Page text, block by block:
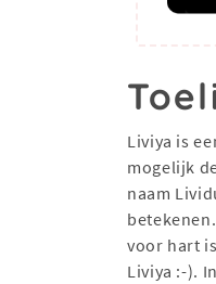
Liviya is
mogelijk
naam
voor hart
Liviya :-).